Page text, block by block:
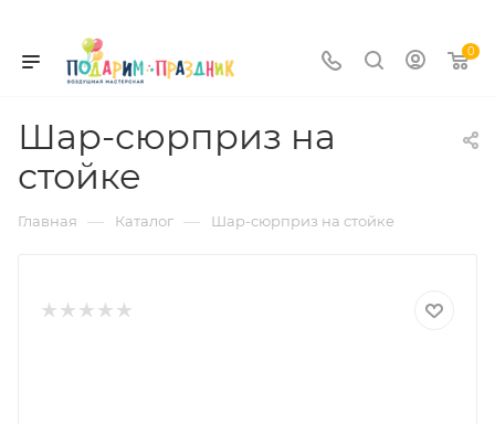
0
Шар-сюрприз на
стойке
Главная — Каталог — Шар-сюрприз на стойке